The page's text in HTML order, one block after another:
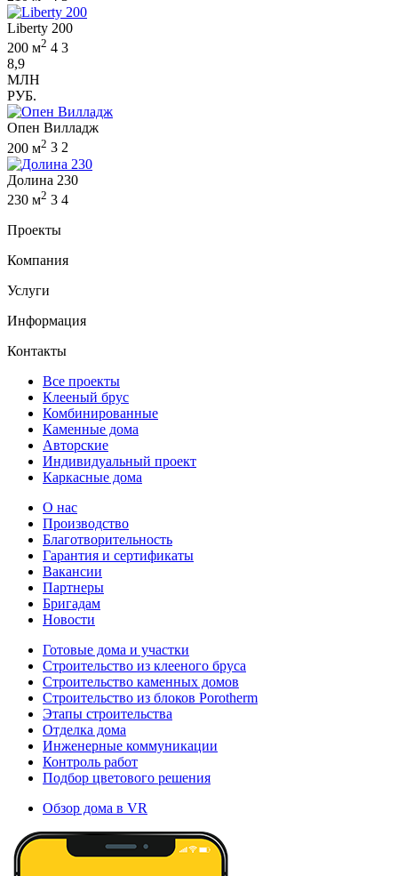
Liberty 200
200 м2 4 3
8,9
МЛН
РУБ.
Опен Вилладж
200 м2 3 2
Долина 230
230 м2 3 4
Проекты
Компания
Услуги
Информация
Контакты
Все проекты
Клееный брус
Комбинированные
Каменные дома
Авторские
Индивидуальный проект
Каркасные дома
О нас
Производство
Благотворительность
Гарантия и сертификаты
Вакансии
Партнеры
Бригадам
Новости
Готовые дома и участки
Строительство из клееного бруса
Строительство каменных домов
Строительство из блоков Porotherm
Этапы строительства
Отделка дома
Инженерные коммуникации
Контроль работ
Подбор цветового решения
Обзор дома в VR